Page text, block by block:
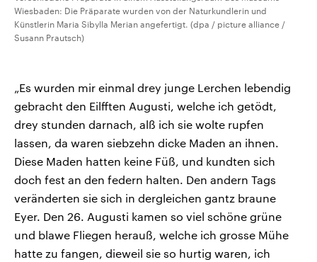
Wiesbaden: Die Präparate wurden von der Naturkundlerin und
Künstlerin Maria Sibylla Merian angefertigt. (dpa / picture alliance /
Susann Prautsch)
„Es wurden mir einmal drey junge Lerchen lebendig
gebracht den Eilfften Augusti, welche ich getödt,
drey stunden darnach, alß ich sie wolte rupfen
lassen, da waren siebzehn dicke Maden an ihnen.
Diese Maden hatten keine Füß, und kundten sich
doch fest an den federn halten. Den andern Tags
veränderten sie sich in dergleichen gantz braune
Eyer. Den 26. Augusti kamen so viel schöne grüne
und blawe Fliegen herauß, welche ich grosse Mühe
hatte zu fangen, dieweil sie so hurtig waren, ich